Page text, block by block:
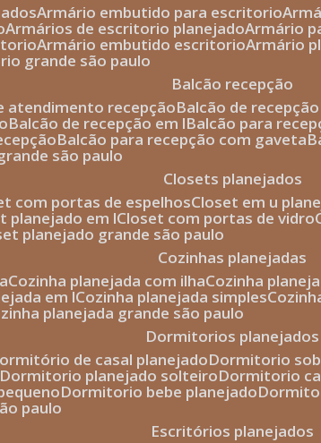
armário embutido para escritorio
armários de escritorio planejado armário
armário embutido escritorio armário
grande são paulo
balcão recepção
atendimento recepção balcão de recepção
balcão de recepção em l balcão para
balcão para recepção com gaveta
são paulo
closets planejados
com portas de espelhos closet em u
planejado em l closet com portas de vidro
planejado grande são paulo
cozinhas planejadas
cozinha planejada com ilha cozinha
em l cozinha planejada simples
planejada grande são paulo
dormitorios planejados
dormitório de casal planejado dormitorio
dormitorio planejado solteiro dormitorio
dormitorio bebe planejado
paulo
escritórios planejados